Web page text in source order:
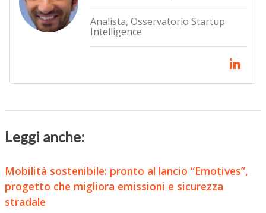
Analista, Osservatorio Startup
Intelligence
Leggi anche:
Mobilità sostenibile: pronto al lancio “Emotives”,
progetto che migliora emissioni e sicurezza
stradale